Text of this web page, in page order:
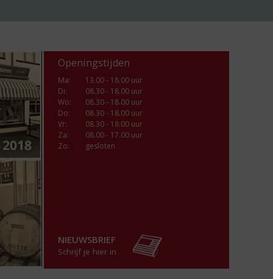
Openingstijden
Ma:
13.00 - 18.00 uur
Di:
08.30 - 18.00 uur
Wo:
08.30 - 18.00 uur
Do:
08.30 - 18.00 uur
Vr:
08.30 - 18:00 uur
Za:
08.00 - 17.00 uur
Zo:
gesloten
NIEUWSBRIEF
Schrijf je hier in